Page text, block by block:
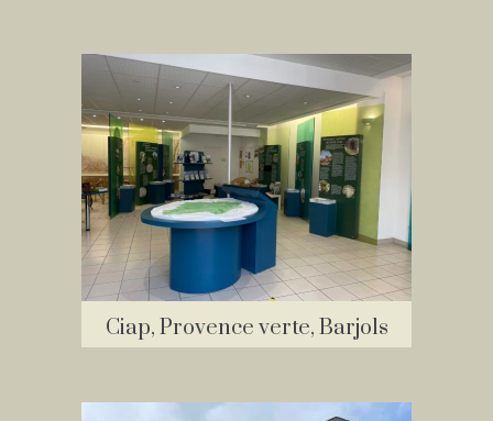
Ciap, Provence verte, Barjols